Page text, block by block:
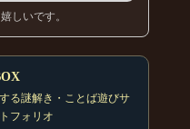
しいです。
る謎解き・ことば遊びサ
フォリオ